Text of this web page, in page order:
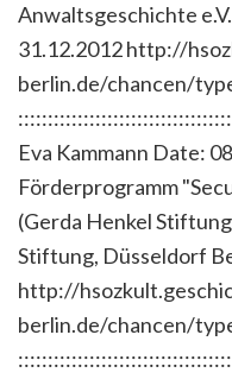
Anwaltsgeschichte
31.12.2012 http://
berlin.de/chancen/
Eva Kammann Date:
Förderprogramm
(Gerda Henkel
Stiftung, Düsseldorf
http://
berlin.de/chancen/